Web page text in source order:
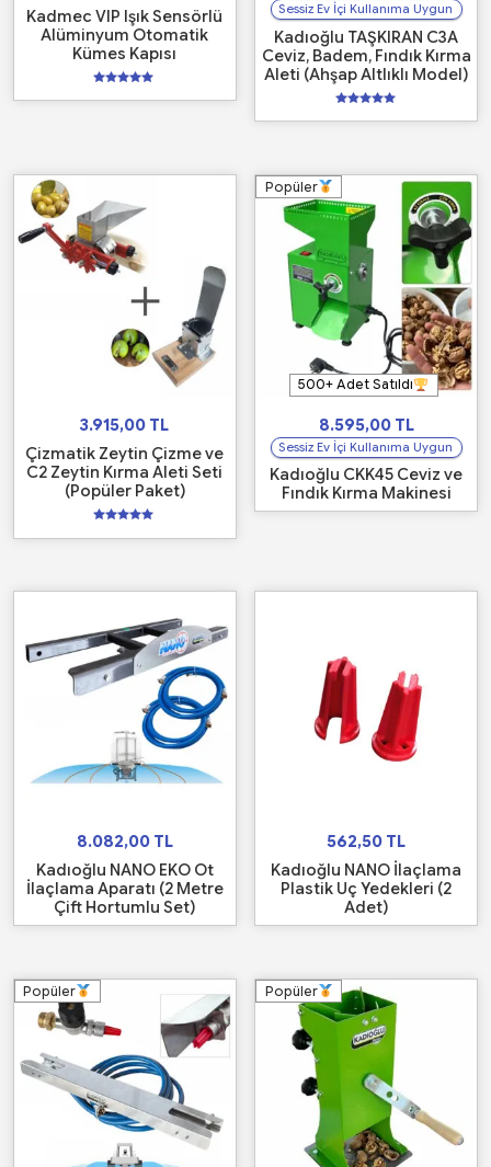
Kadmec VIP Işık Sensörlü
Alüminyum Otomatik
Kümes Kapısı
üzerinden
Sessiz Ev İçi Kullanıma Uygun
Kadıoğlu TAŞKIRAN C3A
Ceviz, Badem, Fındık Kırma
Aleti (Ahşap Altlıklı Model)
üzerinden
3.915,00 TL
Çizmatik Zeytin Çizme ve
C2 Zeytin Kırma Aleti Seti
(Popüler Paket)
üzerinden
500+ Adet Satıldı
Popüler
8.595,00 TL
Sessiz Ev İçi Kullanıma Uygun
Kadıoğlu CKK45 Ceviz ve
Fındık Kırma Makinesi
8.082,00 TL
Kadıoğlu NANO EKO Ot
İlaçlama Aparatı (2 Metre
Çift Hortumlu Set)
562,50 TL
Kadıoğlu NANO İlaçlama
Plastik Uç Yedekleri (2
Adet)
Popüler Popüler